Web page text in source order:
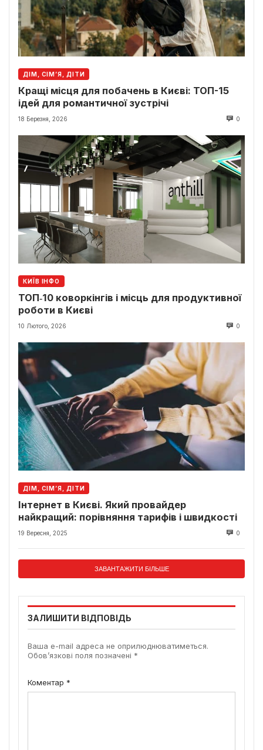
ДІМ, СІМ’Я, ДІТИ
Кращі місця для побачень в Києві: ТОП-15
ідей для романтичної зустрічі
18 Березня, 2026 0
КИЇВ ІНФО
ТОП‑10 коворкінгів і місць для продуктивної
роботи в Києві
10 Лютого, 2026 0
ДІМ, СІМ’Я, ДІТИ
Інтернет в Києві. Який провайдер
найкращий: порівняння тарифів і швидкості
19 Вересня, 2025 0
ЗАВАНТАЖИТИ БІЛЬШЕ
ЗАЛИШИТИ ВІДПОВІДЬ
Ваша e-mail адреса не оприлюднюватиметься.
Обов’язкові поля позначені *
Коментар *